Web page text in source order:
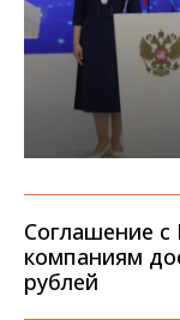
Соглашение
компаниям
рублей